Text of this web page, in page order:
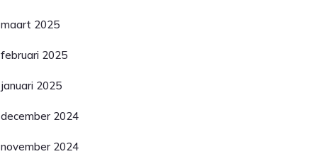
maart 2025
februari 2025
januari 2025
december 2024
november 2024